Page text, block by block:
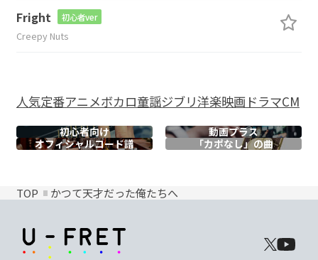
Fright 初心者ver
Creepy Nuts
人気定番アニメボカロ童謡ジブリ洋楽映画ドラマCM
初心者向け
動画プラス
オフィシャルコード譜 「カポなし」の曲
TOP かつて天才だった俺たちへ